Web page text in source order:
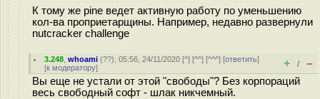
К тому же pine ведет активную работу по уменьшению
кол-ва проприетарщины. Например, недавно развернули
nutcracker challenge
3.248 ,whoami (??), 05:56, 24/11/2020 [^] [^^] [^^^] [ответить]
[к модератору] + / –
Вы еще не устали от этой "свободы"? Без корпораций
весь свободный софт - шлак никчемный.